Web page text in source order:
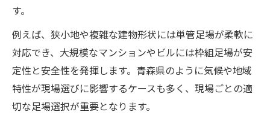
安全性を高める足場工事の選択ポイント
足場工事で重視すべき安全対策の基本
安全性確保に適した足場工事の種類
足場工事の安全性と資格取得の重要性
す。
例えば、狭小地や複雑な建物形状には単管足場が柔軟に
対応でき、大規模なマンションやビルには枠組足場が安
定性と安全性を発揮します。青森県のように気候や地域
特性が現場選びに影響するケースも多く、現場ごとの適
切な足場選択が重要となります。